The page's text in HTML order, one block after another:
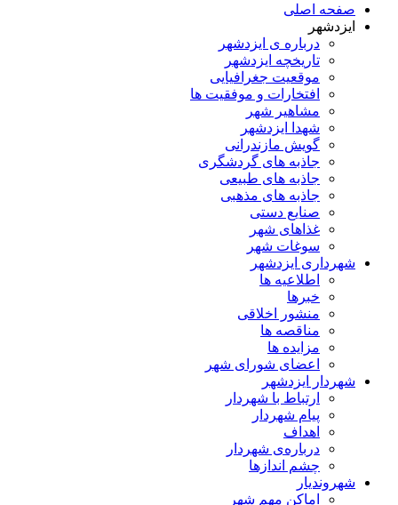
صفحه اصلی
ایزدشهر
درباره ی ایزدشهر
تاریخچه ایزدشهر
موقعیت جغرافیایی
افتخارات و موفقیت ها
مشاهیر شهر
شهدا ایزدشهر
گویش مازندرانی
جاذبه های گردشگری
جاذبه های طبیعی
جاذبه های مذهبی
صنایع دستی
غذاهای شهر
سوغات شهر
شهرداری ایزدشهر
اطلاعیه ها
خبرها
منشور اخلاقی
مناقصه ها
مزایده ها
اعضای شورای شهر
شهردار ایزدشهر
ارتباط با شهردار
پیام شهردار
اهداف
درباره‌ی شهردار
چشم اندازها
شهروندیار
اماکن مهم شهر